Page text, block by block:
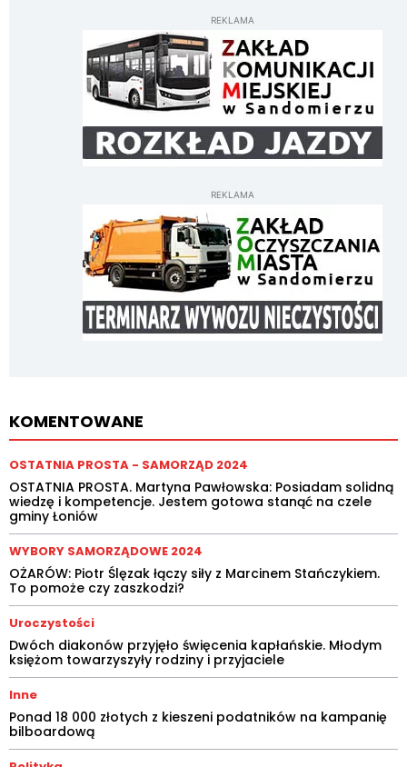
REKLAMA
REKLAMA
KOMENTOWANE
OSTATNIA PROSTA - SAMORZĄD 2024
OSTATNIA PROSTA. Martyna Pawłowska: Posiadam solidną
wiedzę i kompetencje. Jestem gotowa stanąć na czele
gminy Łoniów
WYBORY SAMORZĄDOWE 2024
OŻARÓW: Piotr Ślęzak łączy siły z Marcinem Stańczykiem.
To pomoże czy zaszkodzi?
Uroczystości
Dwóch diakonów przyjęło święcenia kapłańskie. Młodym
księżom towarzyszyły rodziny i przyjaciele
Inne
Ponad 18 000 złotych z kieszeni podatników na kampanię
bilboardową